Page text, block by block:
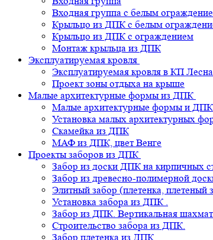
Входная группа с белым
Крыльцо из ДПК с белым
Крыльцо из ДПК с ограждением
Монтаж крыльца из ДПК
Эксплуатируемая кровля
Эксплуатируемая кровля в КП
Проект зоны отдыха на крыше
Малые архитектурные формы из ДПК
Малые архитектурные формы и ДПК
Установка малых архитектурных
Скамейка из ДПК
МАФ из ДПК, цвет Венге
Проекты заборов из ДПК
Забор из доски ДПК на кирпичных
Забор из древесно-полимерной
Элитный забор (плетенка,
Установка забора из ДПК .
Забор из ДПК. Вертикальная
Строительство забора из ДПК.
Забор плетенка из ДПК